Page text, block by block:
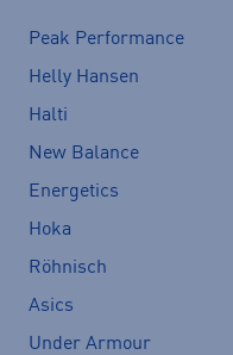
Peak Performance
Helly Hansen
Halti
New Balance
Energetics
Hoka
Röhnisch
Asics
Under Armour